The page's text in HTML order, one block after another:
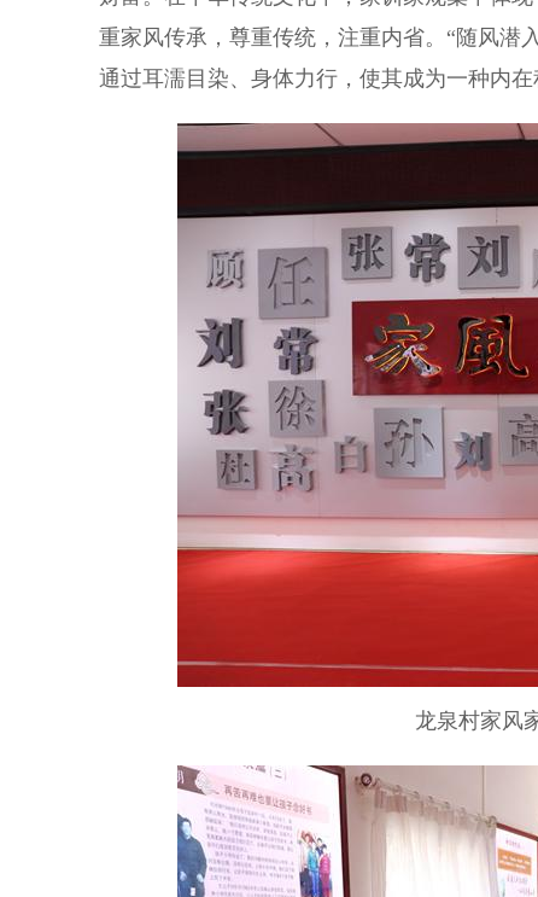
重家风传承，尊重传统，注重内省。“随风潜
通过耳濡目染、身体力行，使其成为一种内在
龙泉村家风